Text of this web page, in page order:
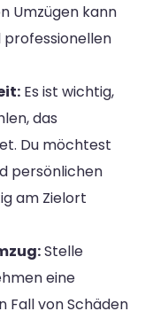
Umzügen kann
professionellen
Es ist wichtig,
das
Du möchtest
persönlichen
am Zielort
Stelle
eine
Fall von Schäden